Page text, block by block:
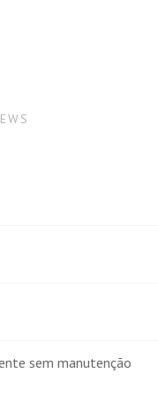
sem manutenção